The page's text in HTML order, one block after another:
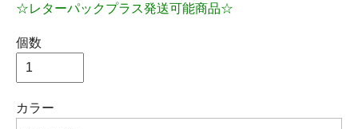
☆レターパックプラス発送可能商品☆
個数
カラー